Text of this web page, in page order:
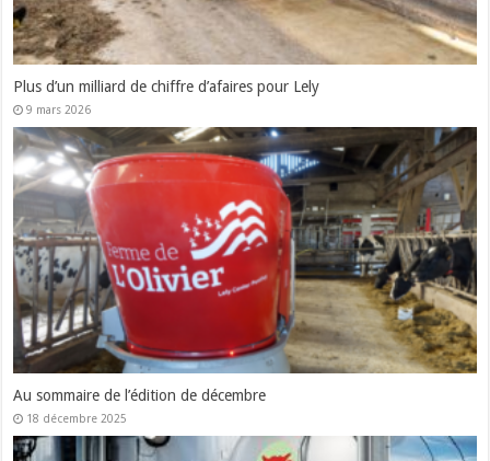
Plus d’un milliard de chiffre d’afaires pour Lely
9 mars 2026
Au sommaire de l’édition de décembre
18 décembre 2025